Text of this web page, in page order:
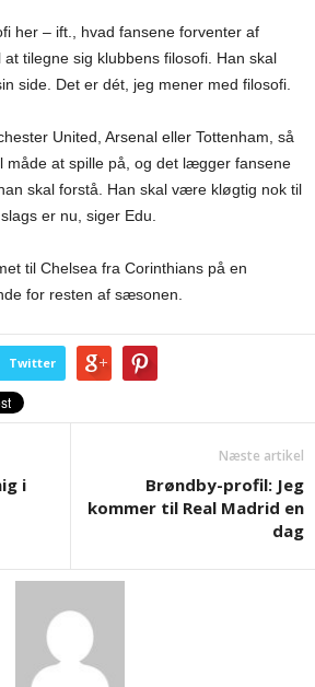
her – ift., hvad fansene forventer af
tilegne sig klubbens filosofi. Han skal
side. Det er dét, jeg mener med filosofi.
United, Arsenal eller Tottenham, så
måde at spille på, og det lægger fansene
skal forstå. Han skal være kløgtig nok til
er nu, siger Edu.
til Chelsea fra Corinthians på en
for resten af sæsonen.
Twitter
i
Næste artikel
Brøndby-profil: Jeg
kommer til Real Madrid en
dag